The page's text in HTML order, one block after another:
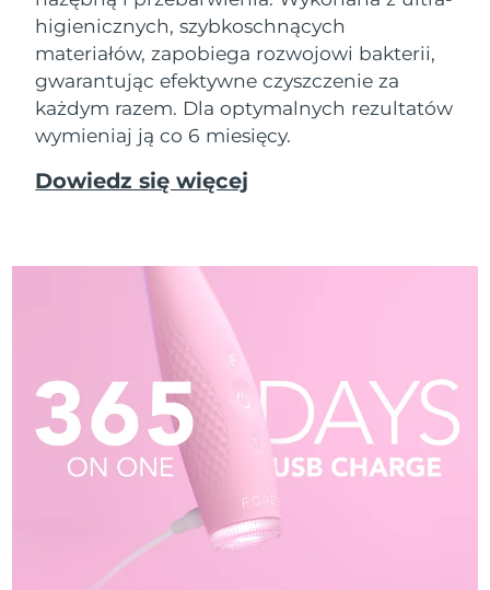
higienicznych, szybkoschnących
materiałów, zapobiega rozwojowi bakterii,
gwarantując efektywne czyszczenie za
każdym razem. Dla optymalnych rezultatów
wymieniaj ją co 6 miesięcy.
Dowiedz się więcej